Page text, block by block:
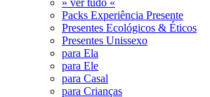
» ver tudo «
Packs Experiência Presente
Presentes Ecológicos & Éticos
Presentes Unissexo
para Ela
para Ele
para Casal
para Crianças